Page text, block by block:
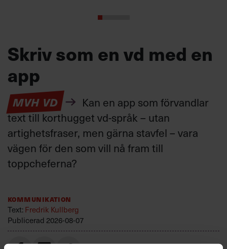
Skriv som en vd med en
app
MVH VD
Kan en app som förvandlar
text till korthugget vd-språk – utan
artighetsfraser, men gärna stavfel – vara
vägen för den som vill nå fram till
toppcheferna?
Kommunikation
Text:Fredrik Kullberg
Publicerad 2026-08-07